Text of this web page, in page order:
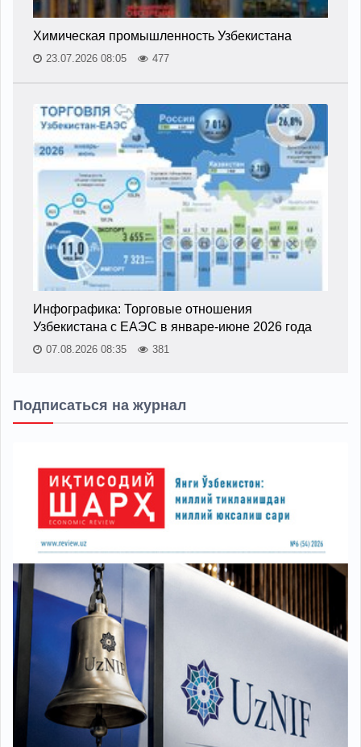
Химическая промышленность Узбекистана
23.07.2026 08:05 477
Инфографика: Торговые отношения
Узбекистана с ЕАЭС в январе-июне 2026 года
07.08.2026 08:35 381
Подписаться на журнал